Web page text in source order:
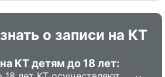
о записи на КТ
КТ детям до 18 лет: